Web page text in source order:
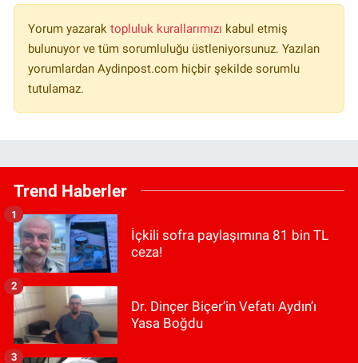
Yorum yazarak topluluk kurallarımızı kabul etmiş
bulunuyor ve tüm sorumluluğu üstleniyorsunuz. Yazılan
yorumlardan Aydinpost.com hiçbir şekilde sorumlu
tutulamaz.
Trend Haberler
İçkili sofra paylaşımına 81 bin TL
ceza!
1
Dr. Dinçer Biçer’in Vefatı Aydın’ı
Yasa Boğdu
2
3